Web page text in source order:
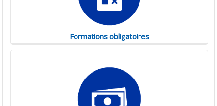
Formations obligatoires